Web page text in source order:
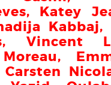
Katey
Kabbaj,
Vincent
Carsten